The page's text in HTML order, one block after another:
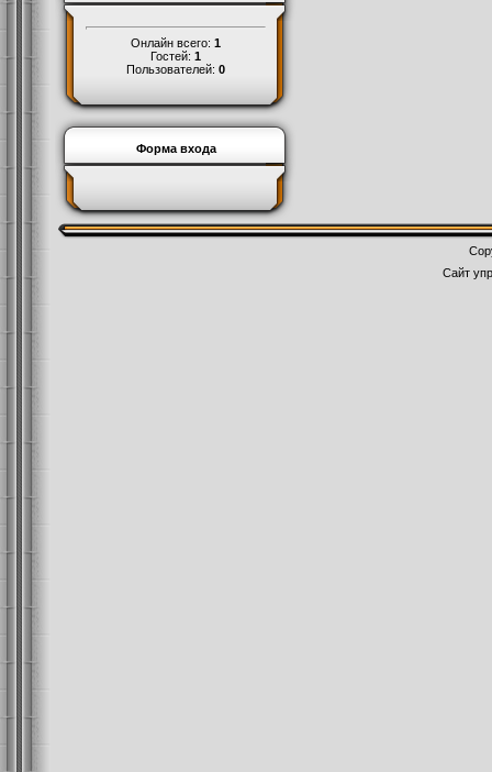
Онлайн всего: 1
Гостей: 1
Пользователей: 0
Форма входа
Сайт